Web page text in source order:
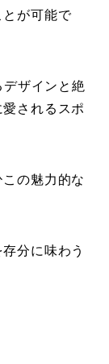
とが可能で
ザインと絶
されるスポ
の魅力的な
分に味わう